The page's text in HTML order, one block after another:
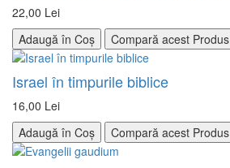
22,00 Lei
Adaugă în Coș
Compară acest Produs
Israel în timpurile biblice
16,00 Lei
Adaugă în Coș
Compară acest Produs